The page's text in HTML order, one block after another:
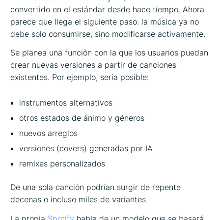
convertido en el estándar desde hace tiempo. Ahora
parece que llega el siguiente paso: la música ya no
debe solo consumirse, sino modificarse activamente.
Se planea una función con la que los usuarios puedan
crear nuevas versiones a partir de canciones
existentes. Por ejemplo, sería posible:
instrumentos alternativos
otros estados de ánimo y géneros
nuevos arreglos
versiones (covers) generadas por IA
remixes personalizados
De una sola canción podrían surgir de repente
decenas o incluso miles de variantes.